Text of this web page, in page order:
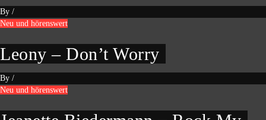
By /
Neu und hörenswert
Leony – Don’t Worry
By /
Neu und hörenswert